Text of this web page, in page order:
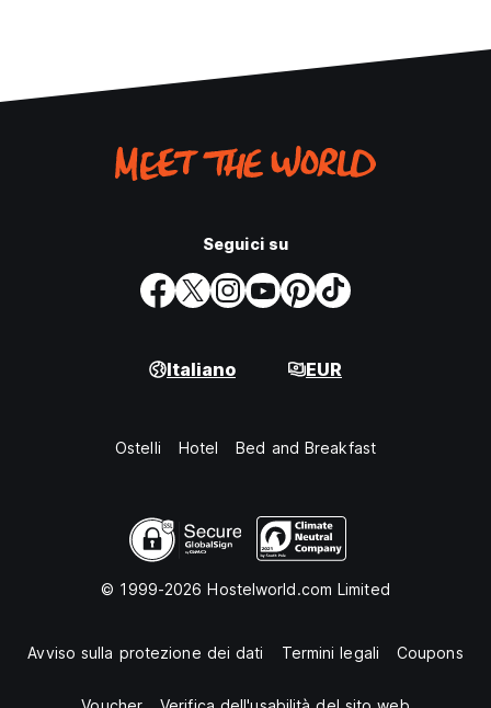
Seguici su
Italiano EUR
Ostelli Hotel Bed and Breakfast
© 1999-2026 Hostelworld.com Limited
Avviso sulla protezione dei dati Termini legali Coupons